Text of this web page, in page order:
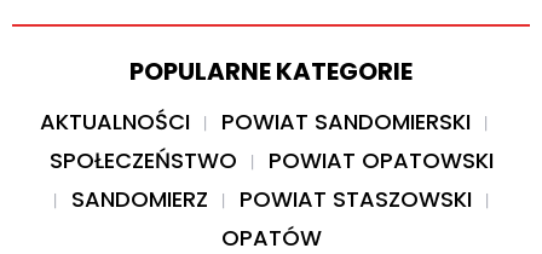
POPULARNE KATEGORIE
AKTUALNOŚCI
POWIAT SANDOMIERSKI
SPOŁECZEŃSTWO
POWIAT OPATOWSKI
SANDOMIERZ
POWIAT STASZOWSKI
OPATÓW